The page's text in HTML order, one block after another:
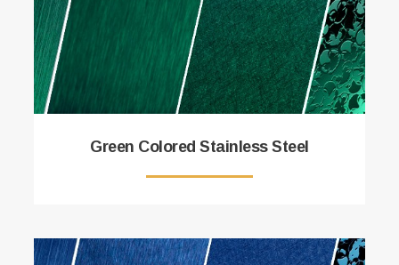
Green Colored Stainless Steel